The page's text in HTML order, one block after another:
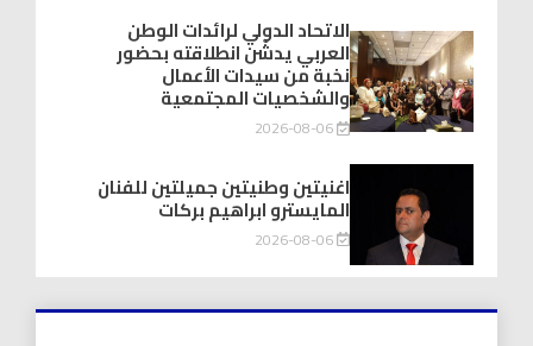
الاتحاد الدولي لرائدات الوطن
العربي يدشّن انطلاقته بحضور
نخبة من سيدات الأعمال
والشخصيات المجتمعية
2026-08-06
اغنيتين وطنيتين جميلتين للفنان
المايسترو ابراهيم بركات
2026-08-06